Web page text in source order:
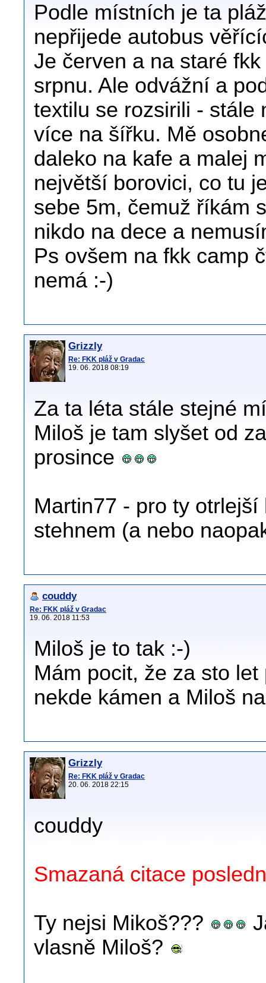
Podle místních je ta
nepřijede autobus
Je červen a na staré
srpnu. Ale odvážní a
textilu se rozsirili - stále
více na šířku. Mě
daleko na kafe a malej
největší borovici, co tu
sebe 5m, čemuž říkám
nikdo na dece a
Ps ovšem na fkk camp
nemá :-)
Grizzly
Re: FKK pláž v Gradac
19. 06. 2018 08:19
Za ta léta stále stejné
Miloš je tam slyšet od
prosince
Martin77 - pro ty
stehnem (a nebo
couddy
Re: FKK pláž v Gradac
19. 06. 2018 11:53
Miloš je to tak :-)
Mám pocit, že za sto
nekde kámen a Miloš
Grizzly
Re: FKK pláž v Gradac
20. 06. 2018 22:15
couddy
Smazaná citace
Ty nejsi Mikoš???
vlasně Miloš?